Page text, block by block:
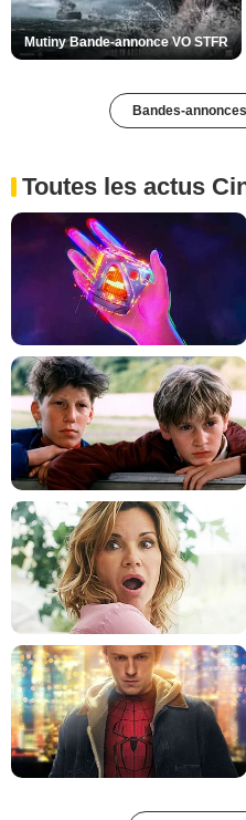
Mutiny Bande-annonce VO STFR
Bandes-
Toutes les actus